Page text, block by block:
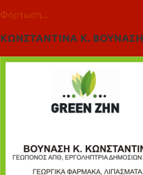
Φόρτωση...
ΚΩΝΣΤΑΝΤΙΝΑ Κ. ΒΟΥΝΑΣΗ